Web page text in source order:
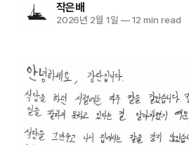
작은배
2026년 2월 1일 —12 min read